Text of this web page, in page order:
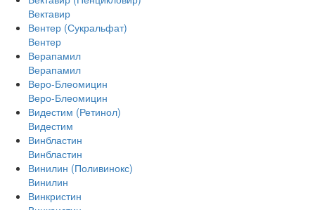
Вектавир
Вентер (Сукральфат)
Вентер
Верапамил
Верапамил
Веро-Блеомицин
Веро-Блеомицин
Видестим (Ретинол)
Видестим
Винбластин
Винбластин
Винилин (Поливинокс)
Винилин
Винкристин